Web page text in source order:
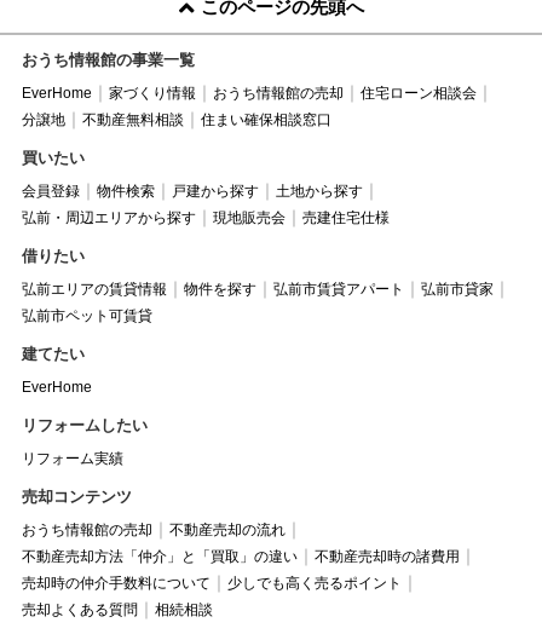
このページの先頭へ
おうち情報館の事業一覧
EverHome 家づくり情報 おうち情報館の売却
住宅ローン相談会
分譲地
不動産無料相談 住まい確保相談窓口
買いたい
会員登録 物件検索 戸建から探す
土地から探す
弘前・周辺エリアから探す
現地販売会 売建住宅仕様
借りたい
弘前エリアの賃貸情報 物件を探す 弘前市賃貸アパート
弘前市貸家
弘前市ペット可賃貸
建てたい
EverHome
リフォームしたい
リフォーム実績
売却コンテンツ
おうち情報館の売却
不動産売却の流れ
不動産売却方法「仲介」と「買取」の違い
不動産売却時の諸費用
売却時の仲介手数料について
少しでも高く売るポイント
売却よくある質問
相続相談